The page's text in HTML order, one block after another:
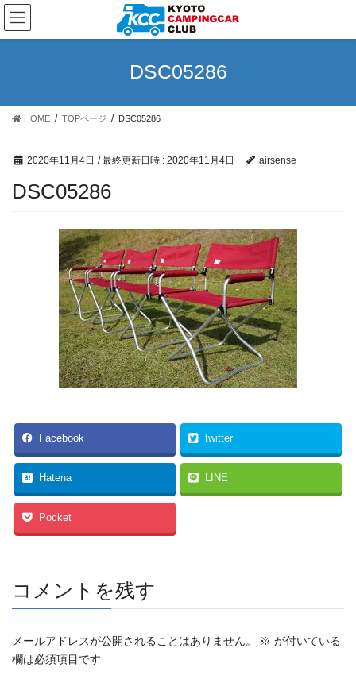
コ
ン
テ
ス
ナ
ビ
ゲ
ン
DSC05286
HOME TOPページ DSC05286
2020年11月4日 / 最終更新日時 : 2020年11月4日 airsense
DSC05286
Facebook twitter
Hatena LINE
Pocket
コメントを残す
メールアドレスが公開されることはありません。 ※ が付いている
欄は必須項目です